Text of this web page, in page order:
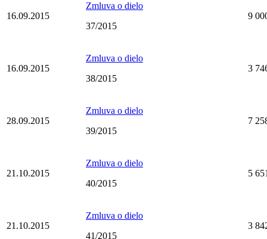
16.09.2015
Zmluva o dielo
37/2015
9
16.09.2015
Zmluva o dielo
38/2015
3
28.09.2015
Zmluva o dielo
39/2015
7
21.10.2015
Zmluva o dielo
40/2015
5
21.10.2015
Zmluva o dielo
41/2015
3